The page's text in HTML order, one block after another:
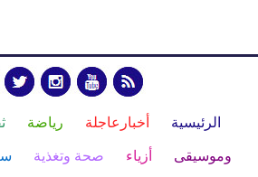
الرئيسية أخبارعاجلة رياضة
وموسيقى أزياء صحة وتغذية